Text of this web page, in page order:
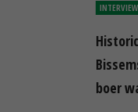
INTERVIEW
boer